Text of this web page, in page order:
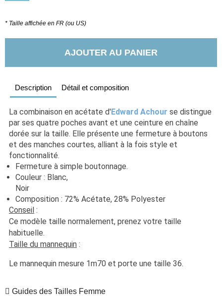
* Taille affichée en FR (ou US)
AJOUTER AU PANIER
Description Détail et composition
La combinaison en acétate d'Edward Achour se distingue
par ses quatre poches avant et une ceinture en chaîne
dorée sur la taille. Elle présente une fermeture à boutons
et des manches courtes, alliant à la fois style et
fonctionnalité.
Fermeture à simple boutonnage.
Couleur : Blanc,
Composition : 72% Acétate, 28% Polyester
Conseil :
Ce modèle taille normalement, prenez votre taille
habituelle.
Taille du mannequin :
Le mannequin mesure 1m70 et porte une taille 36.
Guides des Tailles Femme